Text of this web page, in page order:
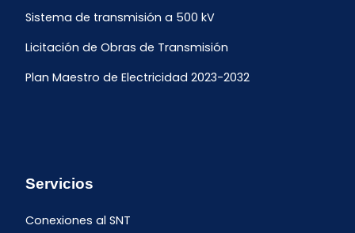
Sistema de transmisión a 500 kV
Licitación de Obras de Transmisión
Plan Maestro de Electricidad 2023-2032
Servicios
Conexiones al SNT